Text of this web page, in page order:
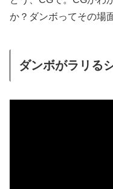
か？ダンボってその場
ダンボがラリる